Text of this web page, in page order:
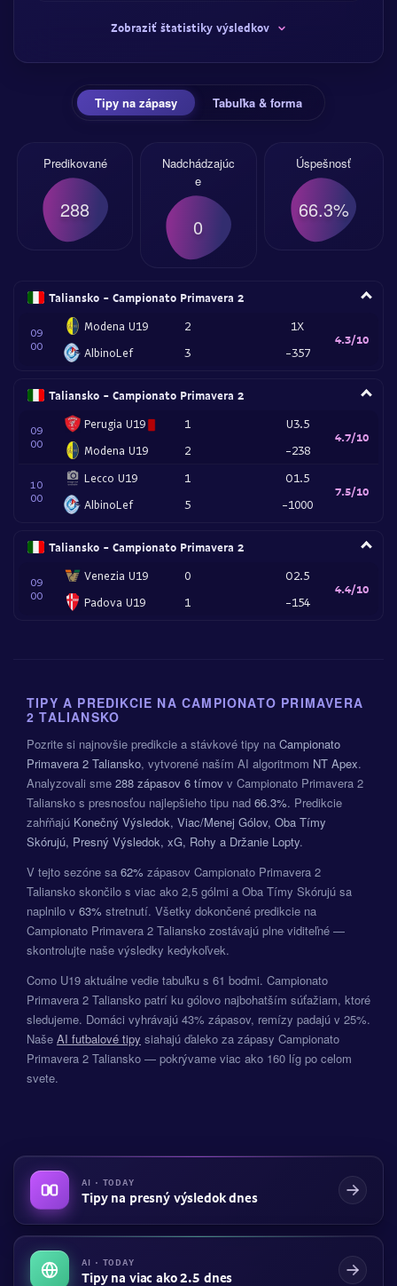
Zobraziť štatistiky výsledkov
Tipy na zápasy Tabuľka & forma
Predikované
288
Nadchádzajúc
e
0
Úspešnosť
66.3%
Taliansko - Campionato Primavera 2
09
00
Modena U19
AlbinoLef
2
3
1X
-357
4.3/10
Taliansko - Campionato Primavera 2
09
00
Perugia U19
Modena U19
1
2
U3.5
-238
4.7/10
10
00
Lecco U19
AlbinoLef
1
5
O1.5
-1000
7.5/10
Taliansko - Campionato Primavera 2
09
00
Venezia U19
Padova U19
0
1
O2.5
-154
4.4/10
TIPY A PREDIKCIE NA CAMPIONATO PRIMAVERA
2 TALIANSKO
Pozrite si najnovšie predikcie a stávkové tipy na Campionato
Primavera 2 Taliansko, vytvorené naším AI algoritmom NT Apex.
Analyzovali sme 288 zápasov 6 tímov v Campionato Primavera 2
Taliansko s presnosťou najlepšieho tipu nad 66.3%. Predikcie
zahŕňajú Konečný Výsledok, Viac/Menej Gólov, Oba Tímy
Skórujú, Presný Výsledok, xG, Rohy a Držanie Lopty.
V tejto sezóne sa 62% zápasov Campionato Primavera 2
Taliansko skončilo s viac ako 2,5 gólmi a Oba Tímy Skórujú sa
naplnilo v 63% stretnutí. Všetky dokončené predikcie na
Campionato Primavera 2 Taliansko zostávajú plne viditeľné —
skontrolujte naše výsledky kedykoľvek.
Como U19 aktuálne vedie tabuľku s 61 bodmi. Campionato
Primavera 2 Taliansko patrí ku gólovo najbohatším súťažiam, ktoré
sledujeme. Domáci vyhrávajú 43% zápasov, remízy padajú v 25%.
Naše AI futbalové tipy siahajú ďaleko za zápasy Campionato
Primavera 2 Taliansko — pokrývame viac ako 160 líg po celom
svete.
AI · TODAY
Tipy na presný výsledok dnes
AI · TODAY
Tipy na viac ako 2.5 dnes